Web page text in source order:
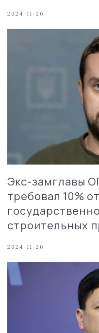
2024-11-26
Экс-замглавы
требовал 10%
строительных
2024-11-26